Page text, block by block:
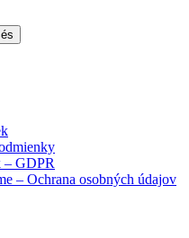
– GDPR
– Ochrana osobných údajov